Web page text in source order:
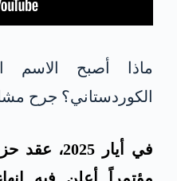
ماذا أصبح الاسم
الكوردستاني؟ جرح
في أيار